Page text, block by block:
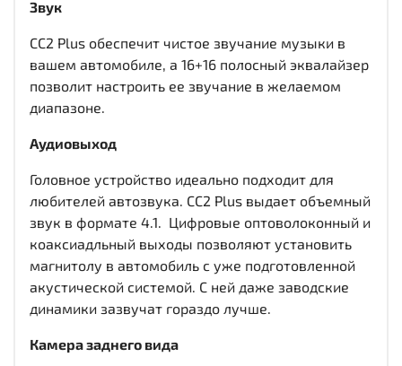
Звук
CC2 Plus обеспечит чистое звучание музыки в
вашем автомобиле, а 16+16 полосный эквалайзер
позволит настроить ее звучание в желаемом
диапазоне.
Аудиовыход
Головное устройство идеально подходит для
любителей автозвука. CC2 Plus выдает объемный
звук в формате 4.1. Цифровые оптоволоконный и
коаксиадльный выходы позволяют установить
магнитолу в автомобиль с уже подготовленной
акустической системой. С ней даже заводские
динамики зазвучат гораздо лучше.
Камера заднего вида